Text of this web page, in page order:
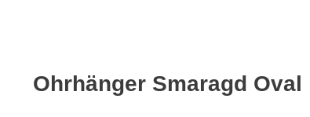
Ohrhänger Smaragd Oval